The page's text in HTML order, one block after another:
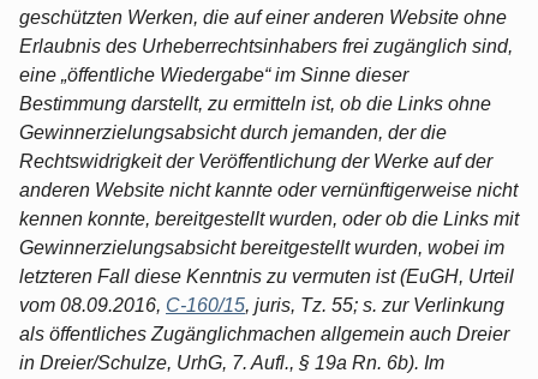
geschützten Werken, die auf einer anderen Website ohne
Erlaubnis des Urheberrechtsinhabers frei zugänglich sind,
eine „öffentliche Wiedergabe“ im Sinne dieser
Bestimmung darstellt, zu ermitteln ist, ob die Links ohne
Gewinnerzielungsabsicht durch jemanden, der die
Rechtswidrigkeit der Veröffentlichung der Werke auf der
anderen Website nicht kannte oder vernünftigerweise nicht
kennen konnte, bereitgestellt wurden, oder ob die Links mit
Gewinnerzielungsabsicht bereitgestellt wurden, wobei im
letzteren Fall diese Kenntnis zu vermuten ist (EuGH, Urteil
vom 08.09.2016, C-160/15, juris, Tz. 55; s. zur Verlinkung
als öffentliches Zugänglichmachen allgemein auch Dreier
in Dreier/Schulze, UrhG, 7. Aufl., § 19a Rn. 6b). Im